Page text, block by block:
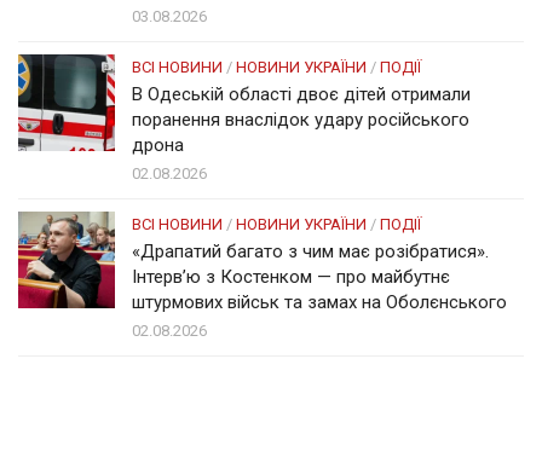
03.08.2026
ВСІ НОВИНИ / НОВИНИ УКРАЇНИ / ПОДІЇ
В Одеській області двоє дітей отримали
поранення внаслідок удару російського
дрона
02.08.2026
ВСІ НОВИНИ / НОВИНИ УКРАЇНИ / ПОДІЇ
«Драпатий багато з чим має розібратися».
Інтерв’ю з Костенком — про майбутнє
штурмових військ та замах на Оболєнського
02.08.2026